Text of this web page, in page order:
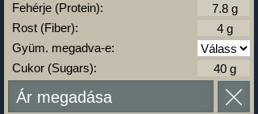
Fehérje (Protein):
Rost (Fiber):
Gyüm. megadva-e:
Cukor (Sugars):
Ár megadása